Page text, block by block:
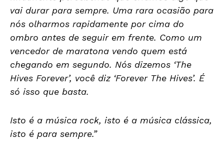
vai durar para sempre. Uma rara ocasião para
nós olharmos rapidamente por cima do
ombro antes de seguir em frente. Como um
vencedor de maratona vendo quem está
chegando em segundo. Nós dizemos ‘The
Hives Forever’, você diz ‘Forever The Hives’. É
só isso que basta.
Isto é a música rock, isto é a música clássica,
isto é para sempre.”